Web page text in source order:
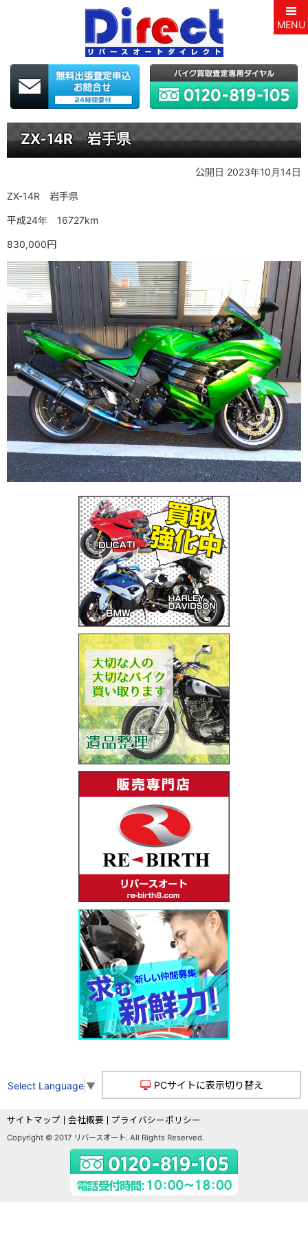
MENU
ZX-14R 岩手県
公開日 2023年10月14日
ZX-14R 岩手県
平成24年 16727km
830,000円
Select Language ▼ PCサイトに表示切り替え
サイトマップ 会社概要 プライバシーポリシー
Copyright © 2017 リバースオート. All Rights Reserved.